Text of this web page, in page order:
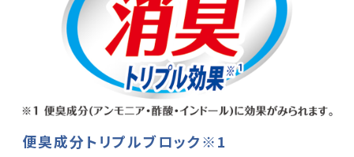
便臭成分トリプルブロック※1